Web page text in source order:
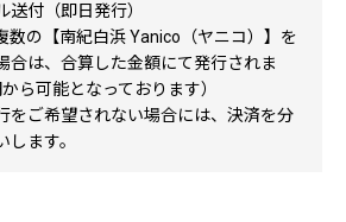
送付（即日発行）
数の【南紀白浜 Yanico（ヤニコ）】を
合は、合算した金額にて発行されま
ら可能となっております）
をご希望されない場合には、決済を分
ます。